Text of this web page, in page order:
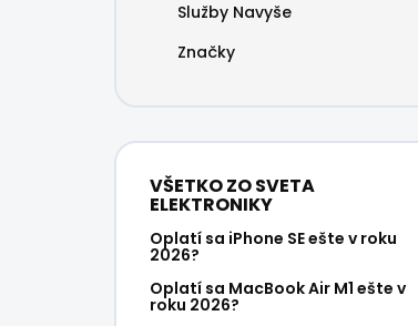
Služby Navyše
Značky
VŠETKO ZO SVETA
ELEKTRONIKY
Oplatí sa iPhone SE ešte v roku
2026?
Oplatí sa MacBook Air M1 ešte v
roku 2026?